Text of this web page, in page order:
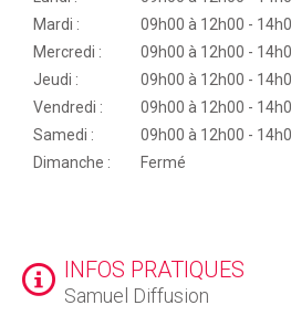
Mardi :
09h00 à 12h00 -
Mercredi :
09h00 à 12h00 -
Jeudi :
09h00 à 12h00 -
Vendredi :
09h00 à 12h00 -
Samedi :
09h00 à 12h00 -
Dimanche :
Fermé
INFOS PRATIQUES
Samuel Diffusion